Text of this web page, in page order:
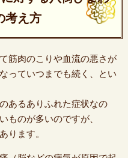
考え方
筋肉のこりや血流の悪さが
っていつまでも続く、とい
あるありふれた症状なの
ものが多いのですが、
ります。